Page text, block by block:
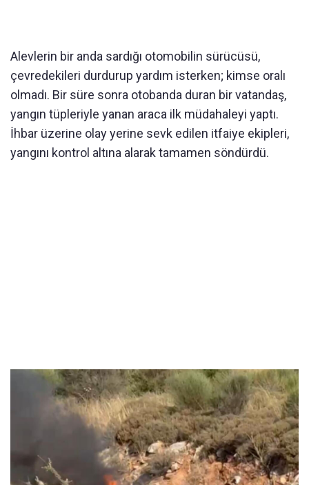
Alevlerin bir anda sardığı otomobilin sürücüsü,
çevredekileri durdurup yardım isterken; kimse oralı
olmadı. Bir süre sonra otobanda duran bir vatandaş,
yangın tüpleriyle yanan araca ilk müdahaleyi yaptı.
İhbar üzerine olay yerine sevk edilen itfaiye ekipleri,
yangını kontrol altına alarak tamamen söndürdü.